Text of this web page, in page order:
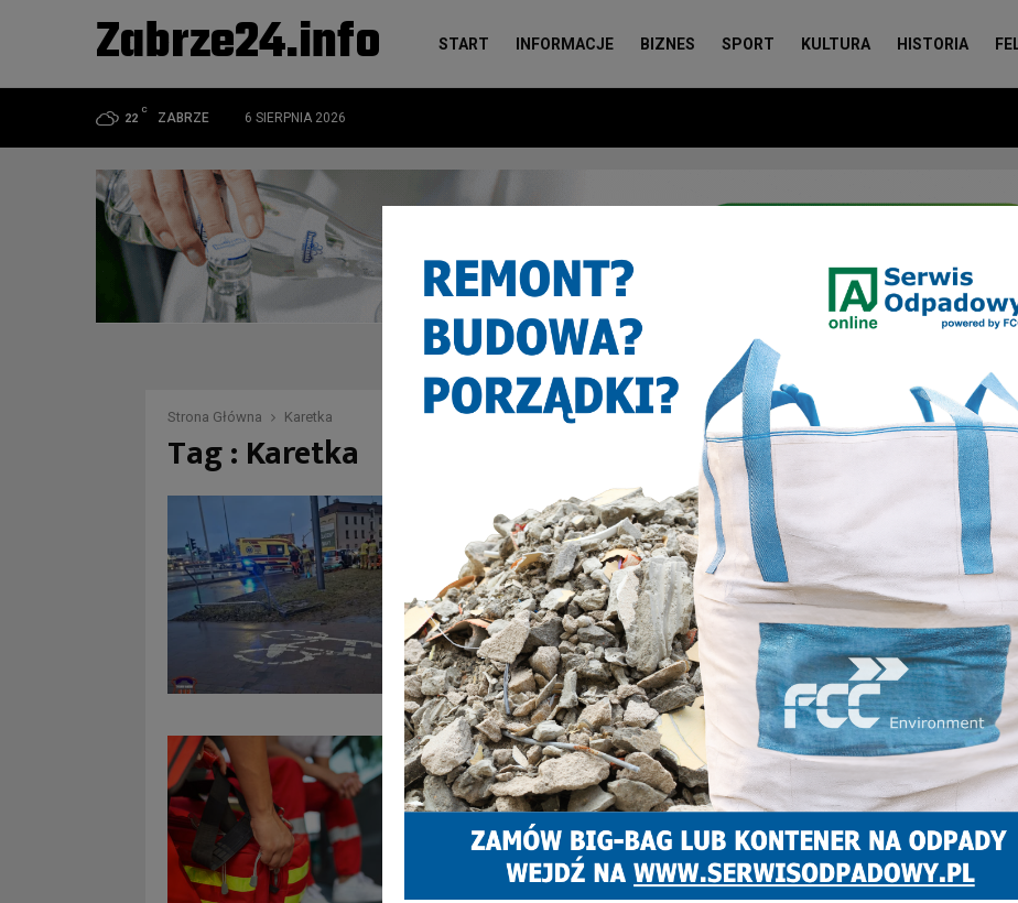
Zabrze24.info START INFORMACJE BIZNES SPORT KULTURA HISTORIA
22
C
ZABRZE 6 SIERPNIA 2026
Strona Główna Karetka
Tag : Karetka
INFORMACJE
Wypadek z udziałem karetki z Zabrza. W
ambulansie był noworodek
Marcin Pawlenka 24 lutego 2026 0
Do dramatycznych wydarzeń doszło we wtorek rano na jednym z
głównych skrzyżowań w Tychach. Specjalistyczna karetka
neonatologiczna ze Szpitala Klinicznego w Zabrzu, przewożąca
noworodka w...
INFORMACJE
Skarbnik miasta zasłabł na sesji, a
wiceprezydent chciał kontynuować obrady
Marcin Pawlenka 19 lutego 2024 0
Dziś, 19 lutego, podczas sesji Rady Miasta Zabrze zasłabł skarbnik
miasta Piotr Barczyk. Obrady przerwano. Trwa reanimacja. Dziś